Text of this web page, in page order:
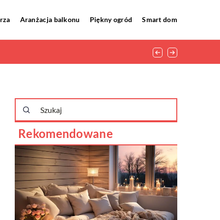
Aranżacja balkonu Piękny ogród Smart dom
Rekomendowane